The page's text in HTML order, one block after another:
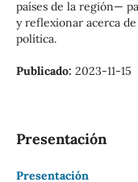
países de la región—
y reflexionar acerca
política.
Publicado: 2023-11-15
Presentación
Presentación